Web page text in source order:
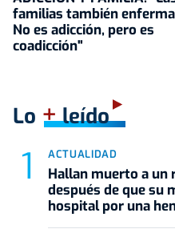
familias también
No es adicción, pero es
coadicción"
Lo +leído
ACTUALIDAD
Hallan muerto a un
después de que su
hospital por una